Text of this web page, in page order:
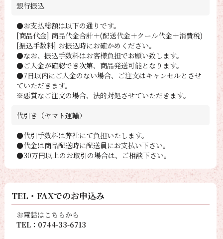
銀行振込
●お支払総額は以下の通りです。
[商品代金] 商品代金合計＋(配送代金＋クール代金＋消費税)
[振込手数料] お振込時にお確かめください。
●なお、振込手数料はお客様負担でお願い致します。
●ご入金が確認でき次第、商品発送可能となります。
●7日以内にご入金のない場合、ご注文はキャンセルとさせ
ていただきます。
※悪質なご注文の場合、法的対処させていただきます。
代引き（ヤマト運輸）
●代引手数料は弊社にて負担いたします。
●代金は商品配送時に配送員にお支払い下さい。
●30万円以上のお取引の場合は、ご相談下さい。
TEL・FAXでのお申込み
お電話はこちらから
TEL：0744-33-6713